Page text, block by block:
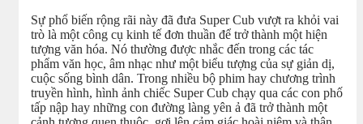
Sự phổ biến rộng rãi này đã đưa Super Cub vượt ra khỏi vai
trò là một công cụ kinh tế đơn thuần để trở thành một hiện
tượng văn hóa. Nó thường được nhắc đến trong các tác
phẩm văn học, âm nhạc như một biểu tượng của sự giản dị,
cuộc sống bình dân. Trong nhiều bộ phim hay chương trình
truyền hình, hình ảnh chiếc Super Cub chạy qua các con phố
tấp nập hay những con đường làng yên ả đã trở thành một